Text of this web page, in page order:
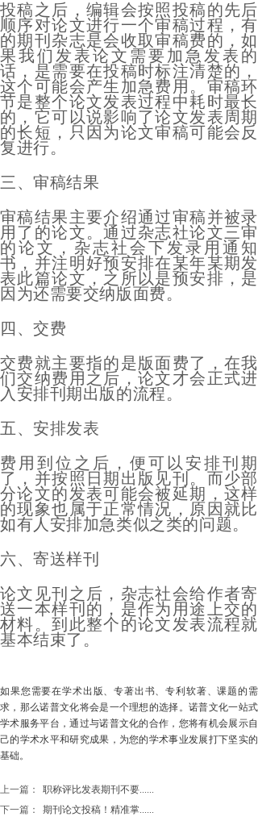
投稿之后，编辑会按照投稿的先后
顺序对论文进行一个审稿过程，有
的期刊杂志是会收取审稿费的，如
果我们发表论文需要加急发表的
话，是需要在投稿时标注清楚的，
这个可能会产生加急费用。审稿环
节是整个论文发表过程中耗时最长
的，它可以说影响了论文发表周期
的长短，只因为论文审稿可能会反
复进行。
三、审稿结果
审稿结果主要介绍通过审稿并被录
用了的论文。通过杂志社论文三审
的论文，杂志社会下发录用通知
书，并注明好预安排在某年某期发
表此篇论文，之所以是预安排，是
因为还需要交纳版面费。
四、交费
交费就主要指的是版面费了，在我
们交纳费用之后，论文才会正式进
入安排刊期出版的流程。
五、安排发表
费用到位之后，便可以安排刊期
了，并按照日期出版见刊。而少部
分论文的发表可能会被延期，这样
的现象也属于正常情况，原因就比
如有人安排加急类似之类的问题。
六、寄送样刊
论文见刊之后，杂志社会给作者寄
送一本样刊的，是作为用途上交的
材料。到此整个的论文发表流程就
基本结束了。
如果您需要在学术出版、专著出书、专利软著、课题的需
求，那么诺普文化将会是一个理想的选择。诺普文化一站式
学术服务平台，通过与诺普文化的合作，您将有机会展示自
己的学术水平和研究成果，为您的学术事业发展打下坚实的
基础。
上一篇：
职称评比发表期刊不要......
下一篇：
期刊论文投稿！精准掌......